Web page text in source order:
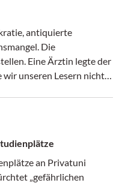
antiquierte
Die
Eine Ärztin legte der
wir unseren Lesern nicht
an Privatuni
„gefährlichen